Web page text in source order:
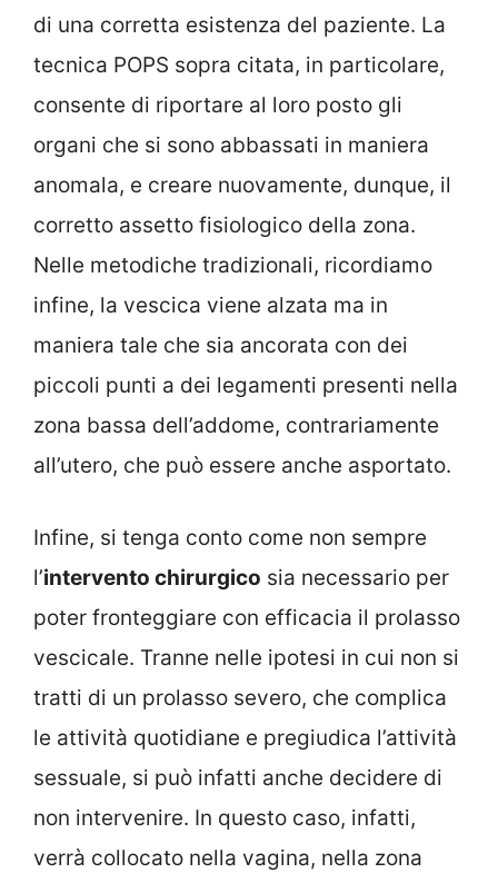
di una corretta esistenza del paziente. La
tecnica POPS sopra citata, in particolare,
consente di riportare al loro posto gli
organi che si sono abbassati in maniera
anomala, e creare nuovamente, dunque, il
corretto assetto fisiologico della zona.
Nelle metodiche tradizionali, ricordiamo
infine, la vescica viene alzata ma in
maniera tale che sia ancorata con dei
piccoli punti a dei legamenti presenti nella
zona bassa dell’addome, contrariamente
all’utero, che può essere anche asportato.
Infine, si tenga conto come non sempre
l’intervento chirurgico sia necessario per
poter fronteggiare con efficacia il prolasso
vescicale. Tranne nelle ipotesi in cui non si
tratti di un prolasso severo, che complica
le attività quotidiane e pregiudica l’attività
sessuale, si può infatti anche decidere di
non intervenire. In questo caso, infatti,
verrà collocato nella vagina, nella zona